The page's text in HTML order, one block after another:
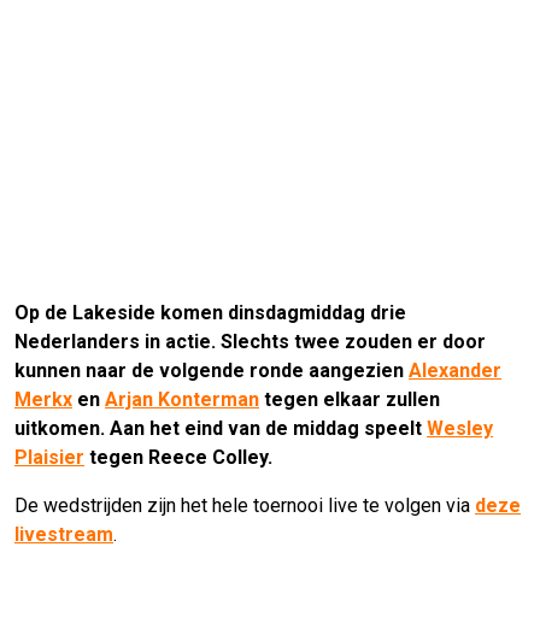
Op de Lakeside komen dinsdagmiddag drie
Nederlanders in actie. Slechts twee zouden er door
kunnen naar de volgende ronde aangezien Alexander
Merkx en Arjan Konterman tegen elkaar zullen
uitkomen. Aan het eind van de middag speelt Wesley
Plaisier tegen Reece Colley.
De wedstrijden zijn het hele toernooi live te volgen via deze
livestream.